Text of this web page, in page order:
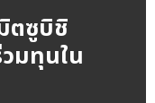
ตซูบิชิ
มทุนใน